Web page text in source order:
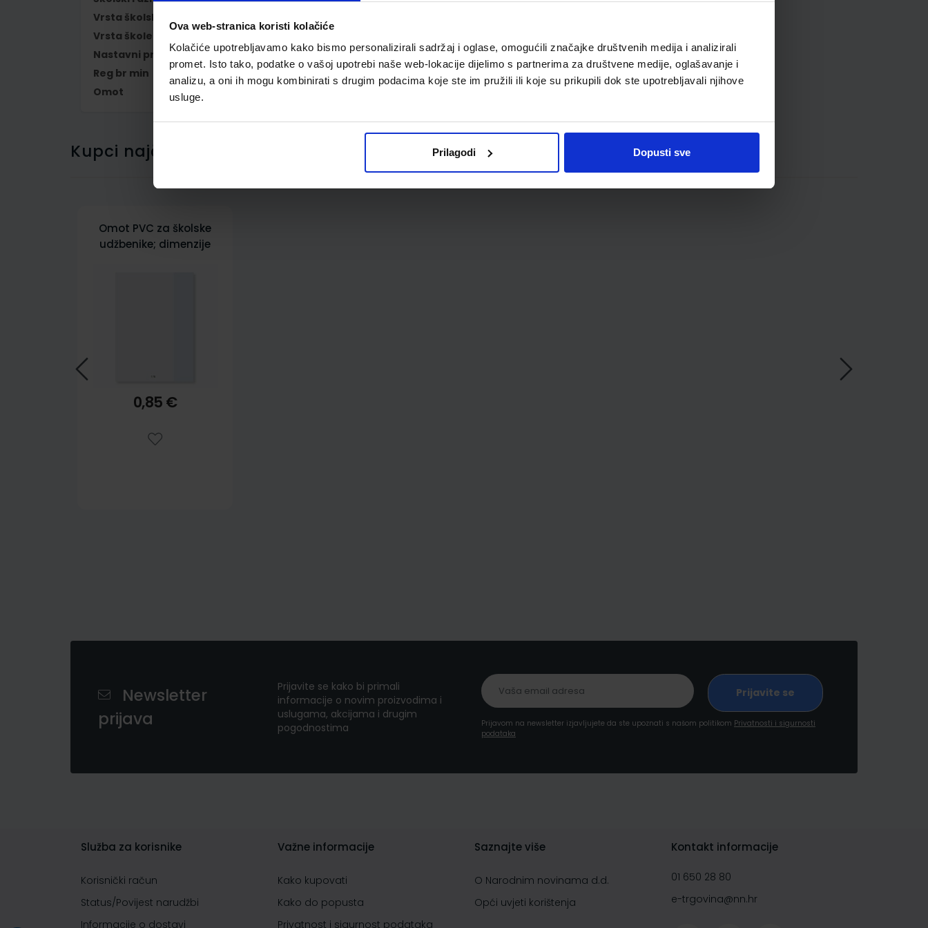
Ova web-stranica koristi kolačiće
Kolačiće upotrebljavamo kako bismo personalizirali sadržaj i oglase, omogućili značajke društvenih medija i analizirali
promet. Isto tako, podatke o vašoj upotrebi naše web-lokacije dijelimo s partnerima za društvene medije, oglašavanje i
analizu, a oni ih mogu kombinirati s drugim podacima koje ste im pružili ili koje su prikupili dok ste upotrebljavali njihove
usluge.
Prilagodi Dopusti sve
Vrsta školske knjige
Vrsta škole
Nastavni predmet
ENGLESKI JEZIK
Reg br min
6737
Omot
Kupci najčešće biraju..
Omot PVC za školske
udžbenike; dimenzije
0,85 €
Newsletter
prijava
Prijavite se kako bi primali
informacije o novim proizvodima i
uslugama, akcijama i drugim
pogodnostima
Prijavom na newsletter izjavljujete da ste upoznati s našom politikom Privatnosti i sigurnosti
podataka
Služba za korisnike
Korisnički račun
Status/Povijest narudžbi
Informacije o dostavi
Važne informacije
Kako kupovati
Kako do popusta
Privatnost i sigurnost podataka
Saznajte više
O Narodnim novinama d.d.
Opći uvjeti korištenja
Kontakt informacije
01 650 28 80
e-trgovina@nn.hr